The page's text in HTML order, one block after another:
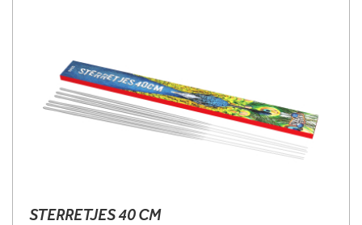
STERRETJES 40 CM